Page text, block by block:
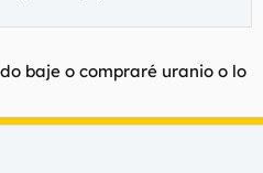
baje o compraré uranio o lo